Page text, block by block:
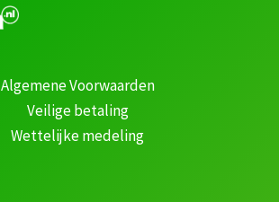
Algemene Voorwaarden
Veilige betaling
Wettelijke medeling